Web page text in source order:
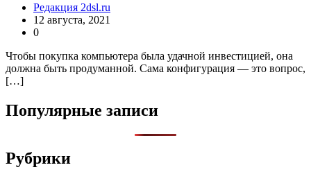
Редакция 2dsl.ru
12 августа, 2021
0
Чтобы покупка компьютера была удачной инвестицией, она
должна быть продуманной. Сама конфигурация — это вопрос,
[…]
Популярные записи
Рубрики